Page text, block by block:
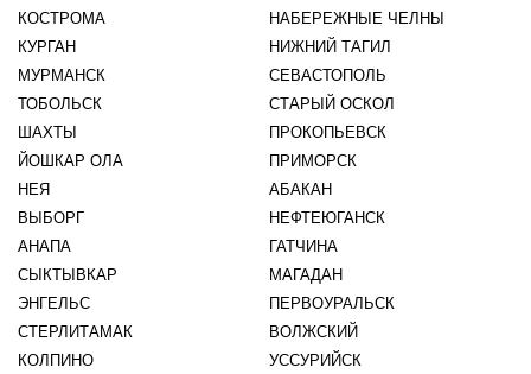
КОСТРОМА
НАБЕРЕЖНЫЕ ЧЕЛНЫ
КУРГАН
НИЖНИЙ ТАГИЛ
МУРМАНСК
СЕВАСТОПОЛЬ
ТОБОЛЬСК
СТАРЫЙ ОСКОЛ
ШАХТЫ
ПРОКОПЬЕВСК
ЙОШКАР ОЛА
ПРИМОРСК
НЕЯ
АБАКАН
ВЫБОРГ
НЕФТЕЮГАНСК
АНАПА
ГАТЧИНА
СЫКТЫВКАР
МАГАДАН
ЭНГЕЛЬС
ПЕРВОУРАЛЬСК
СТЕРЛИТАМАК
ВОЛЖСКИЙ
КОЛПИНО
УССУРИЙСК